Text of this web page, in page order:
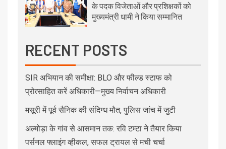
के पदक विजेताओं और प्रशिक्षकों को
मुख्यमंत्री धामी ने किया सम्मानित
RECENT POSTS
SIR अभियान की समीक्षा: BLO और फील्ड स्टाफ को
प्रोत्साहित करें अधिकारी—मुख्य निर्वाचन अधिकारी
मसूरी में पूर्व सैनिक की संदिग्ध मौत, पुलिस जांच में जुटी
अल्मोड़ा के गांव से आसमान तक: रवि टम्टा ने तैयार किया
पर्सनल फ्लाइंग व्हीकल, सफल ट्रायल से मची चर्चा